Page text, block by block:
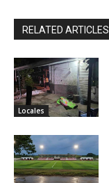
RELATED ARTICLES
Locales